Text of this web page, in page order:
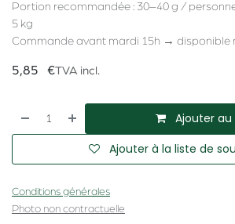
Portion recommandée : 30–40 g /
5 kg
Commande avant mardi 15h → disponible
5,85 €TVA incl.
Ajouter
Ajouter à la liste de
Conditions générales
Photo non contractuelle